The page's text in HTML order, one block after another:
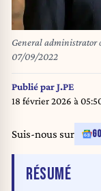
General administrator
07/09/2022
Publié parJ.PE
18 février 2026 à
Suis-nous sur
RÉSUMÉDE